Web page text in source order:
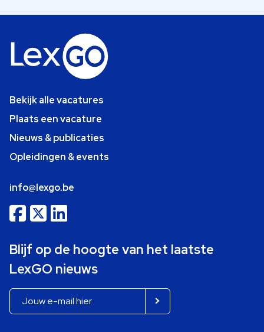
Bekijk alle vacatures
Plaats een vacature
Nieuws & publicaties
Opleidingen & events
info@lexgo.be
Blijf op de hoogte van het laatste
LexGO nieuws